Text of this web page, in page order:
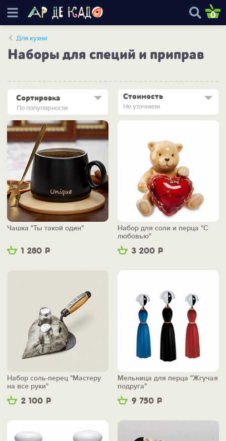
0
Для кухни
Наборы для специй и приправ
По популярности
Сортировка Стоимость
Не уточнили
1 280 Р
Чашка "Ты такой один"
3 200 Р
Набор для соли и перца "С
любовью"
2 100 Р
Набор соль-перец "Мастеру
на все руки"
9 750 Р
Мельница для перца "Жгучая
подруга"